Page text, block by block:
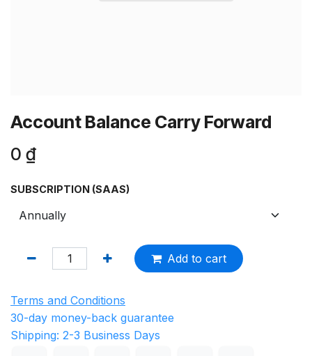
Account Balance Carry Forward
0 ₫
SUBSCRIPTION (SAAS)
Add to cart
Terms and Conditions
30-day money-back guarantee
Shipping: 2-3 Business Days